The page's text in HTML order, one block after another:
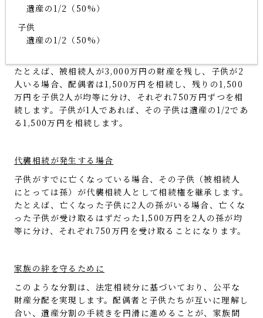
遺産の1/2（50%）
子供
遺産の1/2（50%）
たとえば、被相続人が3,000万円の財産を残し、子供が2
人いる場合、配偶者は1,500万円を相続し、残りの1,500
万円を子供2人が均等に分け、それぞれ750万円ずつを相
続します。子供が1人であれば、その子供は遺産の1/2であ
る1,500万円を相続します。
代襲相続が発生する場合
子供がすでに亡くなっている場合、その子供（被相続人
にとっては孫）が代襲相続人として相続権を継承します。
たとえば、亡くなった子供に2人の孫がいる場合、亡くな
った子供が受け取るはずだった1,500万円を2人の孫が均
等に分け、それぞれ750万円を受け取ることになります。
家族の絆を守るために
このような分割は、法定相続分に基づいており、公平な
財産分配を実現します。配偶者と子供たちが互いに理解し
合い、遺産分割の手続きを円滑に進めることが、家族間